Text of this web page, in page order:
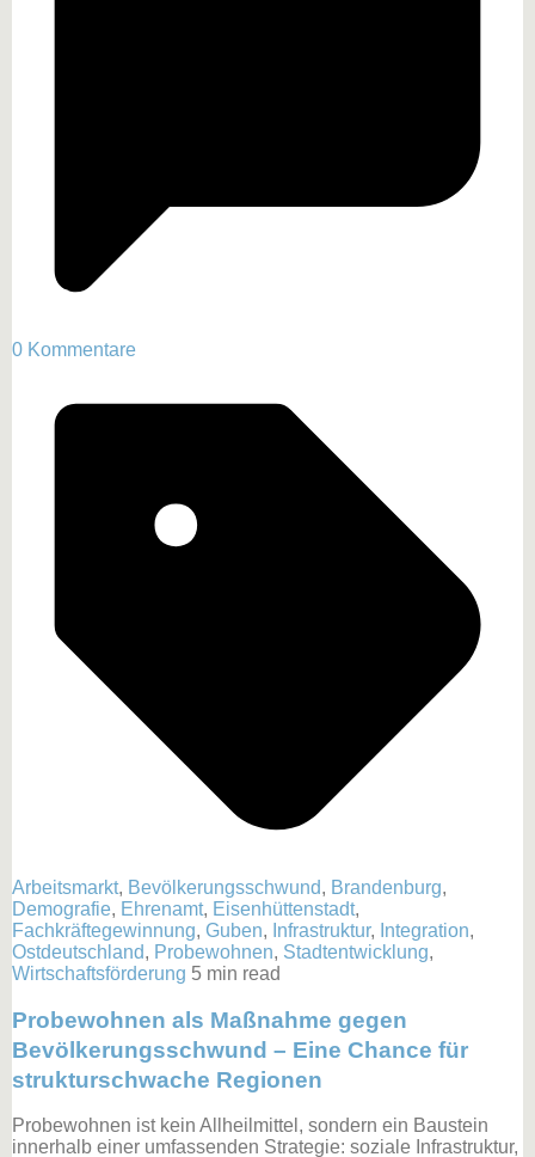
0 Kommentare
Arbeitsmarkt, Bevölkerungsschwund, Brandenburg,
Demografie, Ehrenamt, Eisenhüttenstadt,
Fachkräftegewinnung, Guben, Infrastruktur, Integration,
Ostdeutschland, Probewohnen, Stadtentwicklung,
Wirtschaftsförderung 5 min read
Probewohnen als Maßnahme gegen
Bevölkerungsschwund – Eine Chance für
strukturschwache Regionen
Probewohnen ist kein Allheilmittel, sondern ein Baustein
innerhalb einer umfassenden Strategie: soziale Infrastruktur,